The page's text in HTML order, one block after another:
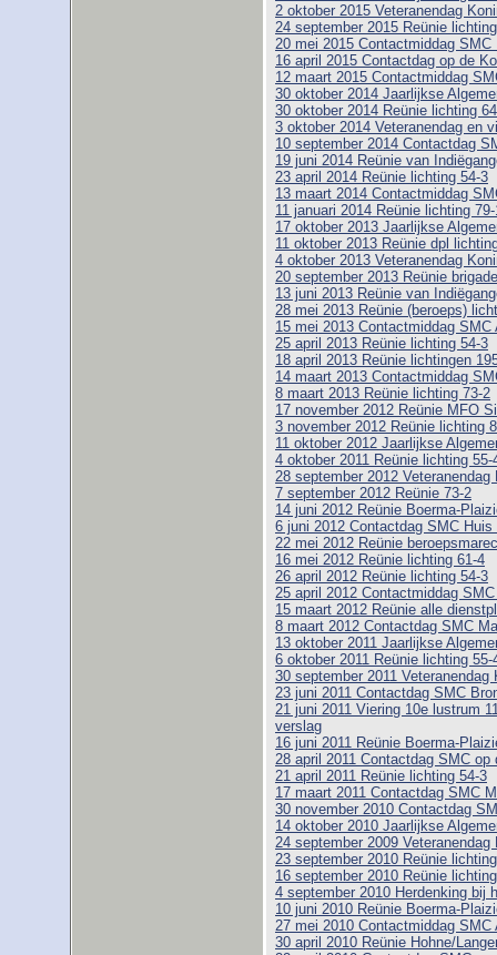
2 oktober 2015 Veteranendag
24 september 2015 Reünie
20 mei 2015 Contactmiddag SMC
16 april 2015 Contactdag op de
12 maart 2015 Contactmiddag
30 oktober 2014 Jaarlijkse
30 oktober 2014 Reünie lichting
3 oktober 2014 Veteranendag en
10 september 2014 Contactdag
19 juni 2014 Reünie van
23 april 2014 Reünie lichting 54-3
13 maart 2014 Contactmiddag
11 januari 2014 Reünie lichting
17 oktober 2013 Jaarlijkse
11 oktober 2013 Reünie dpl
4 oktober 2013 Veteranendag
20 september 2013 Reünie
13 juni 2013 Reünie van
28 mei 2013 Reünie (beroeps)
15 mei 2013 Contactmiddag
25 april 2013 Reünie lichting 54-3
18 april 2013 Reünie lichtingen
14 maart 2013 Contactmiddag
8 maart 2013 Reünie lichting 73-2
17 november 2012 Reünie MFO
3 november 2012 Reünie lichting
11 oktober 2012 Jaarlijkse
4 oktober 2011 Reünie lichting 55-
28 september 2012
7 september 2012 Reünie 73-2
14 juni 2012 Reünie Boerma-
6 juni 2012 Contactdag SMC Huis
22 mei 2012 Reünie
16 mei 2012 Reünie lichting 61-4
26 april 2012 Reünie lichting 54-3
25 april 2012 Contactmiddag
15 maart 2012 Reünie alle
8 maart 2012 Contactdag SMC
13 oktober 2011 Jaarlijkse
6 oktober 2011 Reünie lichting 55-
30 september 2011
23 juni 2011 Contactdag SMC
21 juni 2011 Viering 10e lustrum
verslag
16 juni 2011 Reünie Boerma-
28 april 2011 Contactdag SMC
21 april 2011 Reünie lichting 54-3
17 maart 2011 Contactdag SMC
30 november 2010 Contactdag
14 oktober 2010 Jaarlijkse
24 september 2009
23 september 2010 Reünie
16 september 2010 Reünie
4 september 2010 Herdenking bij
10 juni 2010 Reünie Boerma-
27 mei 2010 Contactmiddag
30 april 2010 Reünie Hohne/